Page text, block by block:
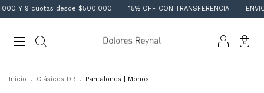
cuotas desde $500.000 15% OFF CON TRANSFERENCIA ENVIO
0
Inicio . Clásicos DR . Pantalones | Monos